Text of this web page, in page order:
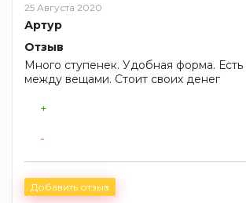
25 Августа 2020
Артур
Отзыв
Много ступенек. Удобная форма. Есть
между вещами. Стоит своих денег
+
-
Добавить отзыв